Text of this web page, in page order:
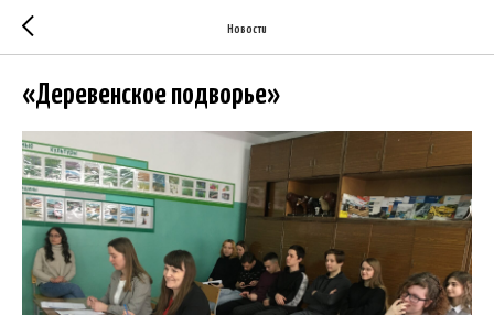
Новости
«Деревенское подворье»